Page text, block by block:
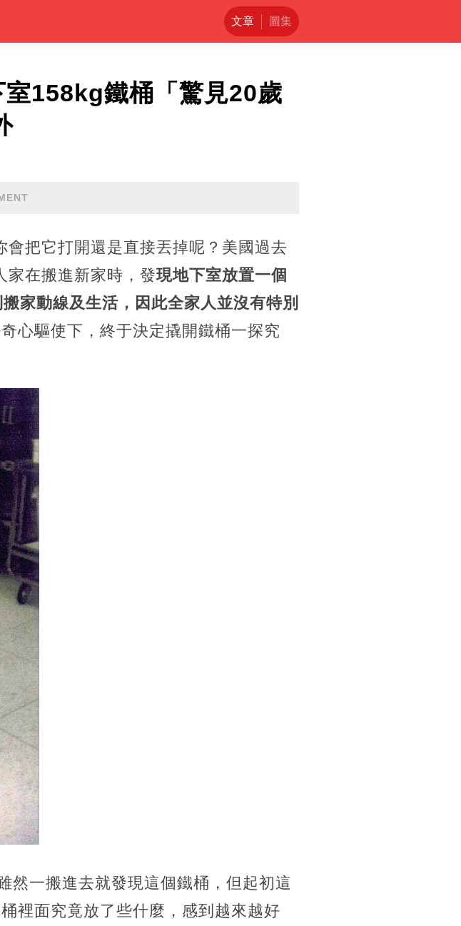
文章 圖集
158kg鐵桶「驚見20歲
把它打開還是直接丟掉呢？美國過去
家在搬進新家時，發現地下室放置一個
家動線及生活，因此全家人並沒有特別
心驅使下，終于決定撬開鐵桶一探究
然一搬進去就發現這個鐵桶，但起初這
裡面究竟放了些什麼，感到越來越好